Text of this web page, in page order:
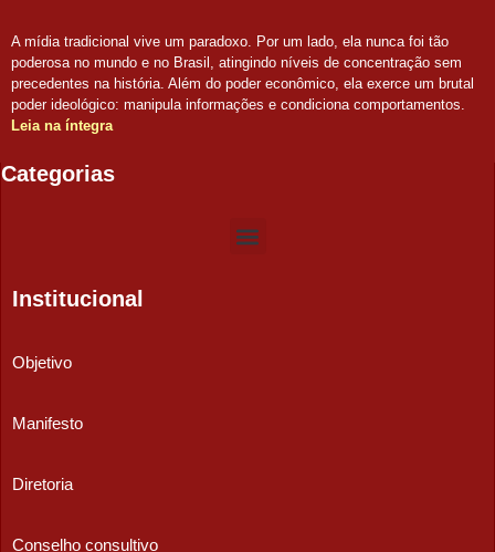
A mídia tradicional vive um paradoxo. Por um lado, ela nunca foi tão
poderosa no mundo e no Brasil, atingindo níveis de concentração sem
precedentes na história. Além do poder econômico, ela exerce um brutal
poder ideológico: manipula informações e condiciona comportamentos.
Leia na íntegra
Categorias
Institucional
Objetivo
Manifesto
Diretoria
Conselho consultivo